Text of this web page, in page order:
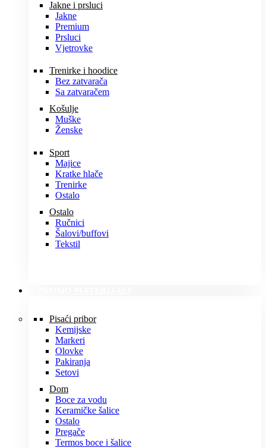
Jakne i prsluci
Jakne
Premium
Prsluci
Vjetrovke
Trenirke i hoodice
Bez zatvarača
Sa zatvaračem
Košulje
Muške
Ženske
Sport
Majice
Kratke hlače
Trenirke
Ostalo
Ostalo
Ručnici
Šalovi/buffovi
Tekstil
Pisaći pribor
Kemijske
Markeri
Olovke
Pakiranja
Setovi
Dom
Boce za vodu
Keramičke šalice
Ostalo
Pregače
Termos boce i šalice